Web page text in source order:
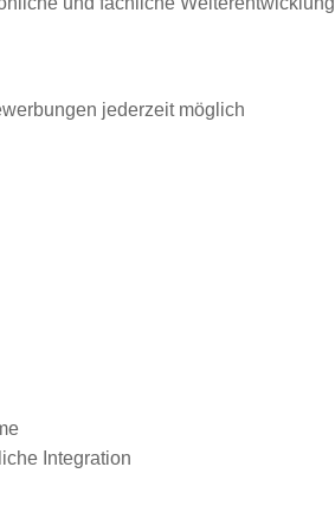
jederzeit möglich
Integration